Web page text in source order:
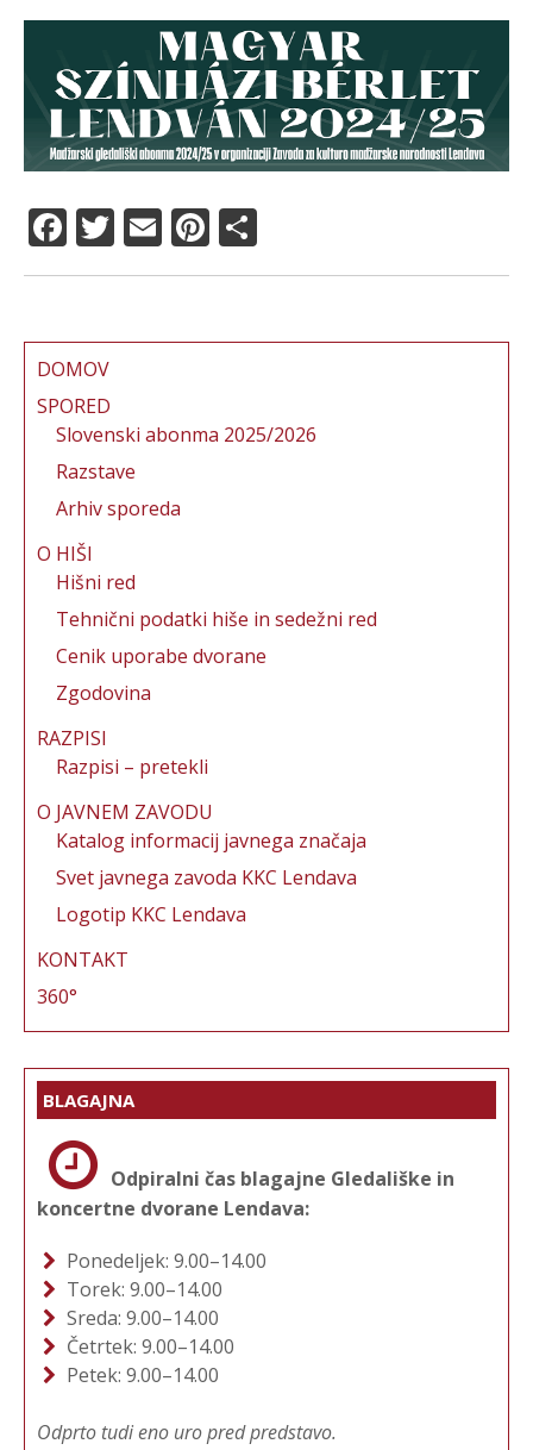
F
a
e
b
o
o
k
T
w
te
E
m
l
Pi
n
re
h
re
DOMOV
SPORED
Slovenski abonma 2025/2026
Razstave
Arhiv sporeda
O HIŠI
Hišni red
Tehnični podatki hiše in sedežni red
Cenik uporabe dvorane
Zgodovina
RAZPISI
Razpisi – pretekli
O JAVNEM ZAVODU
Katalog informacij javnega značaja
Svet javnega zavoda KKC Lendava
Logotip KKC Lendava
KONTAKT
360°
BLAGAJNA
Odpiralni čas blagajne Gledališke in
koncertne dvorane Lendava:
Ponedeljek: 9.00–14.00
Torek: 9.00–14.00
Sreda: 9.00–14.00
Četrtek: 9.00–14.00
Petek: 9.00–14.00
Odprto tudi eno uro pred predstavo.